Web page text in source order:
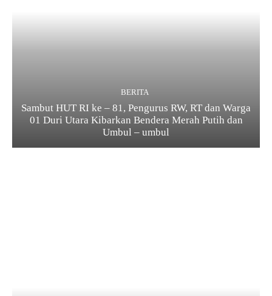
BERITA
Sambut HUT RI ke – 81, Pengurus RW, RT dan Warga
01 Duri Utara Kibarkan Bendera Merah Putih dan
Umbul – umbul